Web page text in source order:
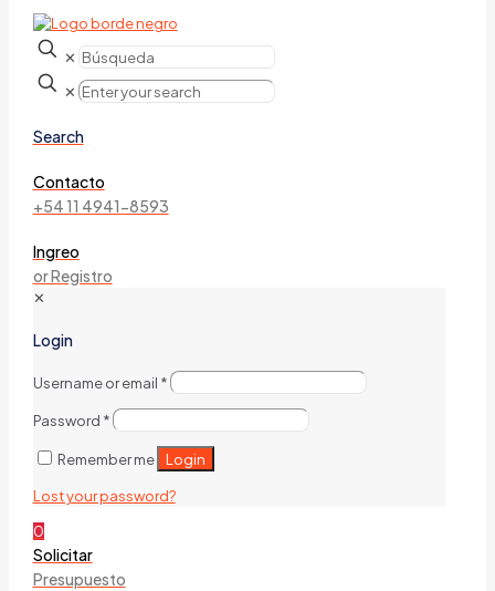
✕
✕
Search
Contacto
+54 11 4941-8593
Ingreo
or Registro
✕
Login
Username or email *
Password *
Remember me Login
Lost your password?
0
Solicitar
Presupuesto